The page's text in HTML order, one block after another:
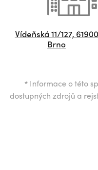
Vídeňská 11/127, 61900
Brno
* Informace o této
dostupných zdrojů a